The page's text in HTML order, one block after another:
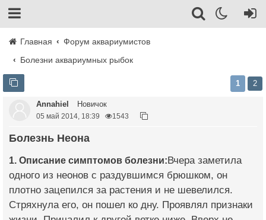
Главная
Форум аквариумистов
Болезни аквариумных рыбок
1 2
Annahiel Новичок
05 май 2014, 18:39 1543
Болезнь Неона
1. Описание симптомов болезни:Вчера заметила
одного из неонов с раздувшимся брюшком, он
плотно зацепился за растения и не шевелился.
Стряхнула его, он пошел ко дну. Проявлял признаки